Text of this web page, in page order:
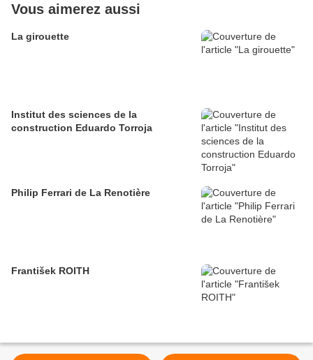
Vous aimerez aussi
La girouette
Institut des sciences de la
construction Eduardo Torroja
Philip Ferrari de La Renotière
František ROITH